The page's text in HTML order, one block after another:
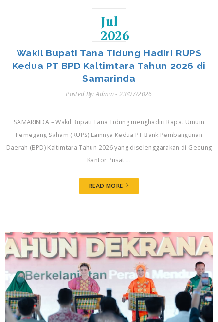
Jul
2026
Wakil Bupati Tana Tidung Hadiri RUPS
Kedua PT BPD Kaltimtara Tahun 2026 di
Samarinda
Posted By: Admin - 23/07/2026
SAMARINDA – Wakil Bupati Tana Tidung menghadiri Rapat Umum
Pemegang Saham (RUPS) Lainnya Kedua PT Bank Pembangunan
Daerah (BPD) Kaltimtara Tahun 2026 yang diselenggarakan di Gedung
Kantor Pusat ...
READ MORE